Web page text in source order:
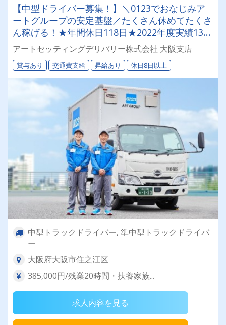
【中型ドライバー募集！】＼0123でおなじみア
ートグループの安定基盤／たくさん休めてたくさ
ん稼げる！★年間休日118日★2022年度実績135
日！◎賞与年2回（昨年度3.76ヶ月分）◎免許取
得費用は全額会社負担！(普通免許から応募
OK！)◎業界屈指の教育支援で安心安全の全力サ
ポートあり！
アートセッティングデリバリー株式会社 大阪支店
賞与あり 交通費支給 昇給あり 休日8日以上
中型トラックドライバー, 準中型トラックドライバ
ー
大阪府大阪市住之江区
385,000円/残業20時間・扶養家族...
求人内容を見る